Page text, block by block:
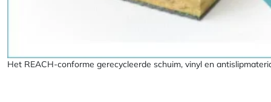
Het REACH-conforme gerecycleerde schuim, vinyl en